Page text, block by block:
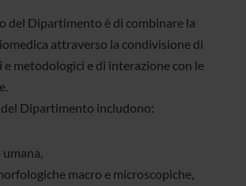
del Dipartimento è di combinare la
attraverso la condivisione di
metodologici e di interazione con le
del Dipartimento includono:
macro e microscopiche,